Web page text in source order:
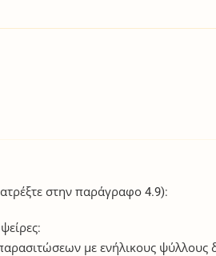
στην παράγραφο 4.9):
με ενήλικους ψύλλους